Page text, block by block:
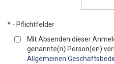
* - Pflichtfelder
Mit Absenden dieser
genannte(n) Person(en)
Allgemeinen